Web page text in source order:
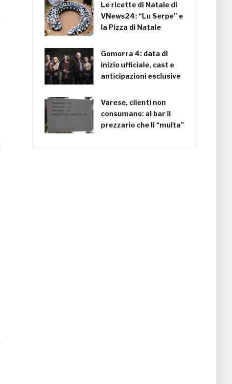
Le ricette di Natale di
VNews24: “Lu Serpe” e
la Pizza di Natale
Gomorra 4: data di
inizio ufficiale, cast e
anticipazioni esclusive
Varese, clienti non
consumano: al bar il
prezzario che li “multa”